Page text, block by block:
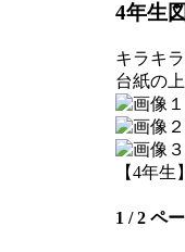
4年生
キラキ
台紙の
【4年生
1 / 2 ペ